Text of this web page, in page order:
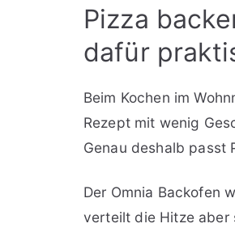
Pizza
dafür
Beim Kochen im
Rezept mit wenig
Genau deshalb passt
Der Omnia Backofen
verteilt die Hitze aber